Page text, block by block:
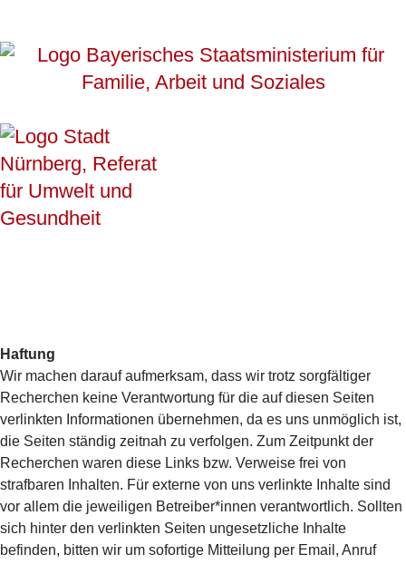
Haftung
Wir machen darauf aufmerksam, dass wir trotz sorgfältiger
Recherchen keine Verantwortung für die auf diesen Seiten
verlinkten Informationen übernehmen, da es uns unmöglich ist,
die Seiten ständig zeitnah zu verfolgen. Zum Zeitpunkt der
Recherchen waren diese Links bzw. Verweise frei von
strafbaren Inhalten. Für externe von uns verlinkte Inhalte sind
vor allem die jeweiligen Betreiber*innen verantwortlich. Sollten
sich hinter den verlinkten Seiten ungesetzliche Inhalte
befinden, bitten wir um sofortige Mitteilung per Email, Anruf